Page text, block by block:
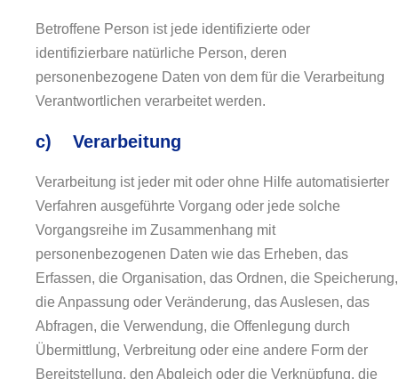
Betroffene Person ist jede identifizierte oder
identifizierbare natürliche Person, deren
personenbezogene Daten von dem für die Verarbeitung
Verantwortlichen verarbeitet werden.
c) Verarbeitung
Verarbeitung ist jeder mit oder ohne Hilfe automatisierter
Verfahren ausgeführte Vorgang oder jede solche
Vorgangsreihe im Zusammenhang mit
personenbezogenen Daten wie das Erheben, das
Erfassen, die Organisation, das Ordnen, die Speicherung,
die Anpassung oder Veränderung, das Auslesen, das
Abfragen, die Verwendung, die Offenlegung durch
Übermittlung, Verbreitung oder eine andere Form der
Bereitstellung, den Abgleich oder die Verknüpfung, die